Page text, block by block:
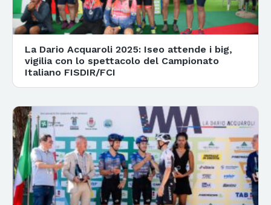
La Dario Acquaroli 2025: Iseo attende i big,
vigilia con lo spettacolo del Campionato
Italiano FISDIR/FCI